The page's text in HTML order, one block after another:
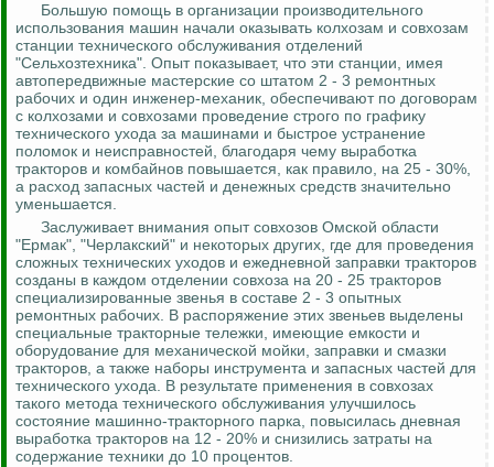
Большую помощь в организации производительного
использования машин начали оказывать колхозам и совхозам
станции технического обслуживания отделений
"Сельхозтехника". Опыт показывает, что эти станции, имея
автопередвижные мастерские со штатом 2 - 3 ремонтных
рабочих и один инженер-механик, обеспечивают по договорам
с колхозами и совхозами проведение строго по графику
технического ухода за машинами и быстрое устранение
поломок и неисправностей, благодаря чему выработка
тракторов и комбайнов повышается, как правило, на 25 - 30%,
а расход запасных частей и денежных средств значительно
уменьшается.
Заслуживает внимания опыт совхозов Омской области
"Ермак", "Черлакский" и некоторых других, где для проведения
сложных технических уходов и ежедневной заправки тракторов
созданы в каждом отделении совхоза на 20 - 25 тракторов
специализированные звенья в составе 2 - 3 опытных
ремонтных рабочих. В распоряжение этих звеньев выделены
специальные тракторные тележки, имеющие емкости и
оборудование для механической мойки, заправки и смазки
тракторов, а также наборы инструмента и запасных частей для
технического ухода. В результате применения в совхозах
такого метода технического обслуживания улучшилось
состояние машинно-тракторного парка, повысилась дневная
выработка тракторов на 12 - 20% и снизились затраты на
содержание техники до 10 процентов.